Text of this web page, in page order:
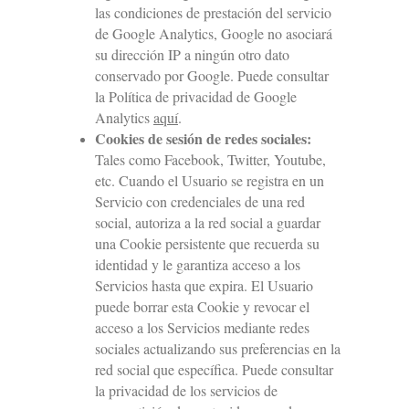
las condiciones de prestación del servicio
de Google Analytics, Google no asociará
su dirección IP a ningún otro dato
conservado por Google. Puede consultar
la Política de privacidad de Google
Analyticsaquí.
Cookies de sesión de redes sociales:
Tales como Facebook, Twitter, Youtube,
etc. Cuando el Usuario se registra en un
Servicio con credenciales de una red
social, autoriza a la red social a guardar
una Cookie persistente que recuerda su
identidad y le garantiza acceso a los
Servicios hasta que expira. El Usuario
puede borrar esta Cookie y revocar el
acceso a los Servicios mediante redes
sociales actualizando sus preferencias en la
red social que específica. Puede consultar
la privacidad de los servicios de